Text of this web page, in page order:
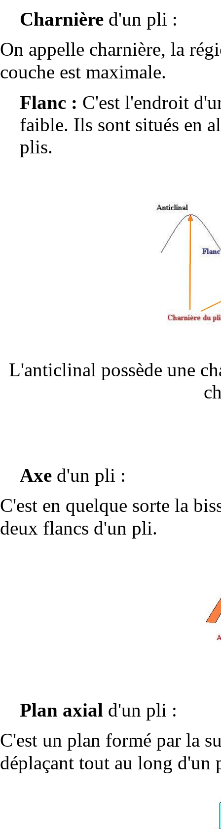
Charnière d'un pli :
On appelle charnière, la
couche est maximale.
Flanc : C'est l'endroit
faible. Ils sont situés en
plis.
L'anticlinal possède une
Axe d'un pli :
C'est en quelque sorte la
deux flancs d'un pli.
Plan axial d'un pli :
C'est un plan formé par la
déplaçant tout au long d'un